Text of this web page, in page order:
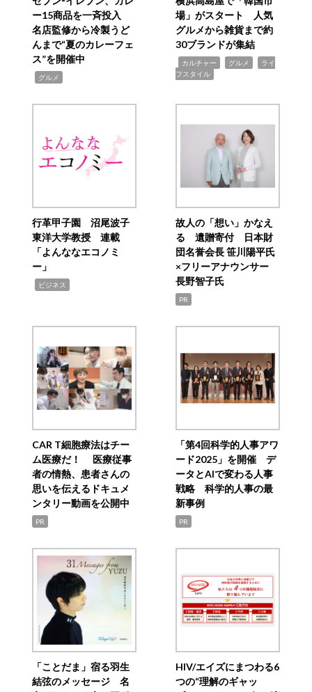
ー15商品を一斉投入
名店監修から冷製うど
んまで“夏のカレーフェ
ス”を開催中
グルメ
場」がスタート 人気
グルメから雑貨まで約
30ブランドが集結
カルチャー グルメ
ライ
フスタイル
行革甲子園 沼尾波子
東洋大学教授 連載
「よんななエコノミ
ー」
ビジネス
故人の「想い」かなえ
る 遺贈寄付 日本財
団名誉会長 笹川陽平氏
×フリーアナウンサー
長野智子氏
PR
CAR T細胞療法はチー
ム医療だ！ 医療従事
者の情熱、患者さんの
思いを伝えるドキュメ
ンタリー動画を公開中
PR
「第4回科学的人事アワ
ード2025」を開催 デ
ータとAIで変わる人事
戦略 科学的人事の最
新事例
PR
「ことだま」宿る羽生
結弦のメッセージ 名
HIV/エイズにまつわる6
つの“理解のギャッ